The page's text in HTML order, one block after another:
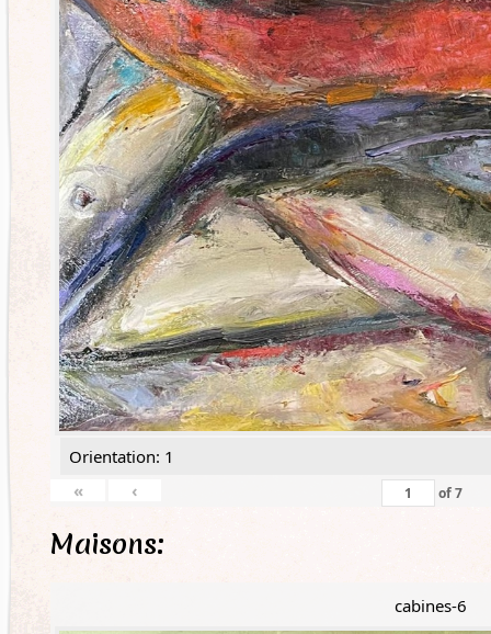
Orientation: 1
«
‹ of7
Maisons:
cabines-6